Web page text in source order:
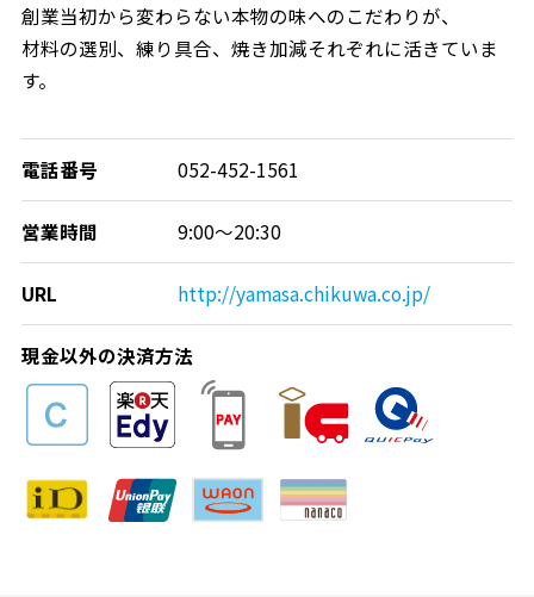
創業当初から変わらない本物の味へのこだわりが、
材料の選別、練り具合、焼き加減それぞれに活きていま
す。
電話番号 052-452-1561
営業時間 9:00～20:30
URL http://yamasa.chikuwa.co.jp/
現金以外の決済方法